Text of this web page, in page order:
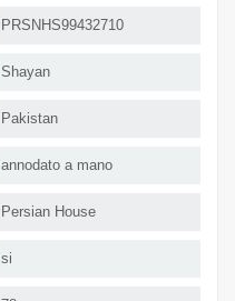
PRSNHS99432710
Shayan
Pakistan
annodato a mano
Persian House
si